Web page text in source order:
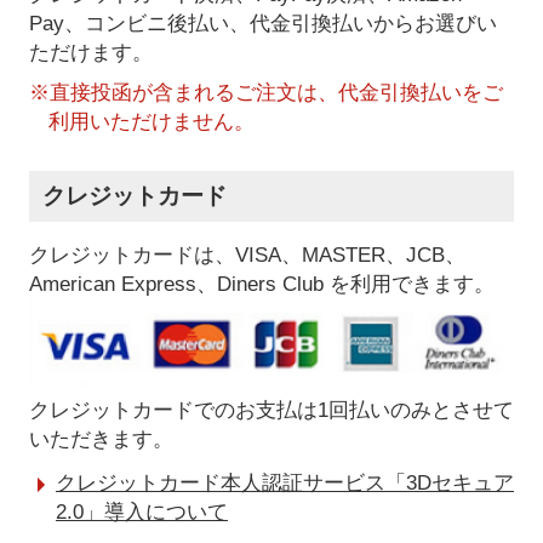
Pay、コンビニ後払い、代金引換払いからお選びい
ただけます。
※直接投函が含まれるご注文は、代金引換払いをご
利用いただけません。
クレジットカード
クレジットカードは、VISA、MASTER、JCB、
American Express、Diners Club を利用できます。
クレジットカードでのお支払は1回払いのみとさせて
いただきます。
クレジットカード本人認証サービス「3Dセキュア
2.0」導入について